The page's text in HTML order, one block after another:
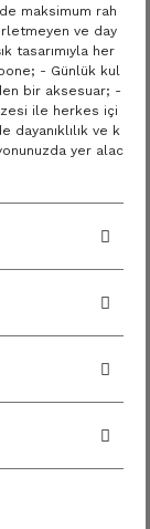
maksimum rah
ve day
tasarımıyla her
- Günlük kul
bir aksesuar; -
ile herkes içi
ve k
yer alac